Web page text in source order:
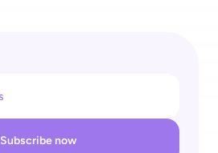
Subscribe now